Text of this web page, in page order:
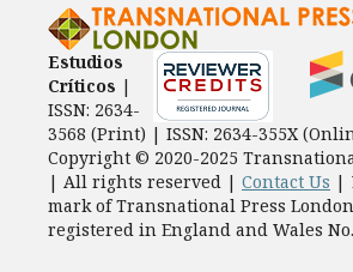
Estudios
Críticos |
ISSN: 2634-
3568 (Print) | ISSN: 2634-355X
Copyright © 2020-2025
| All rights reserved | Contact Us |
mark of Transnational Press
registered in England and Wales No.